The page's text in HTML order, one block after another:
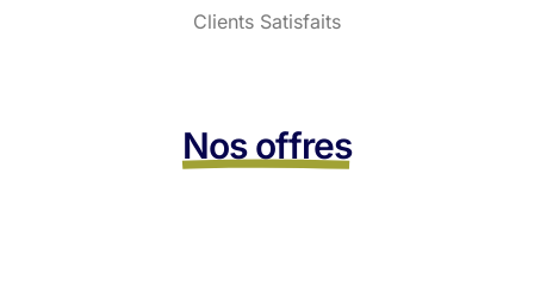
Clients Satisfaits
Nos offres